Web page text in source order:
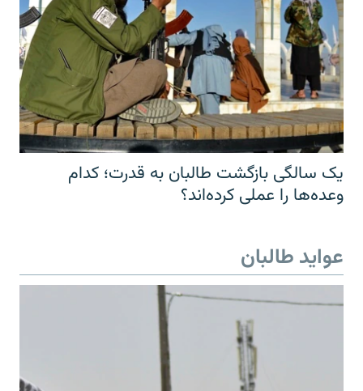
یک سالگی بازگشت طالبان به قدرت؛ کدام
وعده‌ها را عملی کرده‌اند؟
عواید طالبان